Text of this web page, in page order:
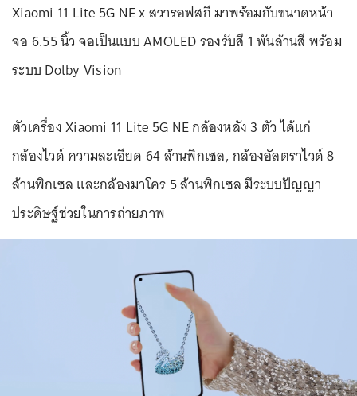
Xiaomi 11 Lite 5G NE x สวารอฟสกี มาพร้อมกับขนาดหน้า
จอ 6.55 นิ้ว จอเป็นแบบ AMOLED รองรับสี 1 พันล้านสี พร้อม
ระบบ Dolby Vision
ตัวเครื่อง Xiaomi 11 Lite 5G NE กล้องหลัง 3 ตัว ได้แก่
กล้องไวด์ ความละเอียด 64 ล้านพิกเซล, กล้องอัลตราไวด์ 8
ล้านพิกเซล และกล้องมาโคร 5 ล้านพิกเซล มีระบบปัญญา
ประดิษฐ์ช่วยในการถ่ายภาพ